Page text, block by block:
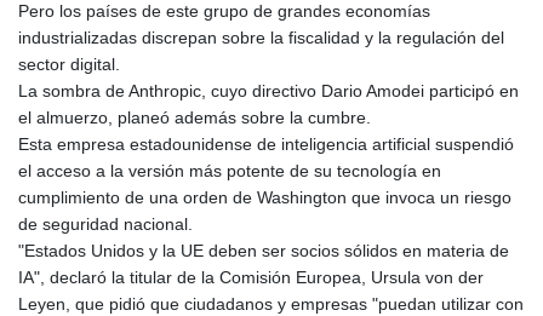
Pero los países de este grupo de grandes economías
industrializadas discrepan sobre la fiscalidad y la regulación del
sector digital.
La sombra de Anthropic, cuyo directivo Dario Amodei participó en
el almuerzo, planeó además sobre la cumbre.
Esta empresa estadounidense de inteligencia artificial suspendió
el acceso a la versión más potente de su tecnología en
cumplimiento de una orden de Washington que invoca un riesgo
de seguridad nacional.
"Estados Unidos y la UE deben ser socios sólidos en materia de
IA", declaró la titular de la Comisión Europea, Ursula von der
Leyen, que pidió que ciudadanos y empresas "puedan utilizar con